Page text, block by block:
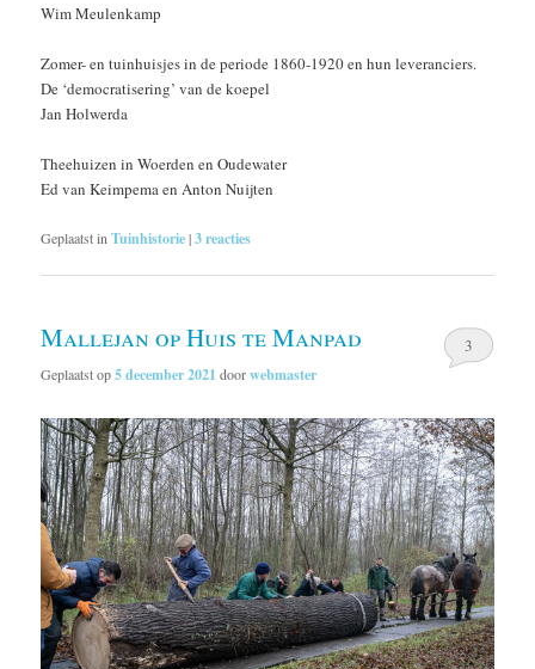
Wim Meulenkamp
Zomer- en tuinhuisjes in de periode 1860-1920 en hun leveranciers.
De ‘democratisering’ van de koepel
Jan Holwerda
Theehuizen in Woerden en Oudewater
Ed van Keimpema en Anton Nuijten
Geplaatst in Tuinhistorie|3reacties
Mallejan op Huis te Manpad
Geplaatst op5 december 2021 doorwebmaster
3